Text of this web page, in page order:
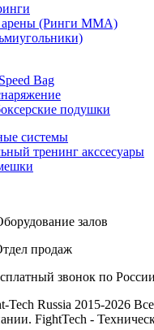
арены (Ринги ММА)
Bag
подушки
системы
тренинг акссесуары
залов
продаж
звонок по России
Russia 2015-2026
FightTech -